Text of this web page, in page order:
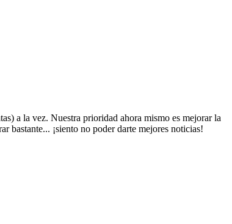
a la vez. Nuestra prioridad ahora mismo es mejorar la
bastante... ¡siento no poder darte mejores noticias!